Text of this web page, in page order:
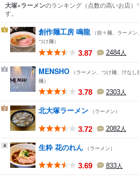
大塚×ラーメンのランキング （点数の高いお店）
す。
1 創作麺工房 鳴龍 （担々麺、ラーメン、
つけ麺）
3.87 2484人
2 MENSHO （ラーメン、つけ麺、汁なし
麺）
3.78 2303人
3 北大塚ラーメン （ラーメン）
3.72 2082人
4 生粋 花のれん （ラーメン）
3.69 833人